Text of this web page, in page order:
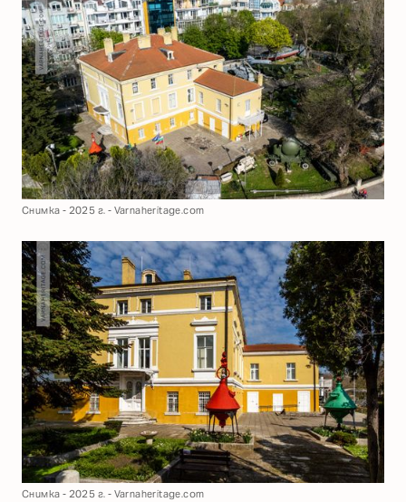
Снимка - 2025 г. - Varnaheritage.com
Снимка - 2025 г. - Varnaheritage.com